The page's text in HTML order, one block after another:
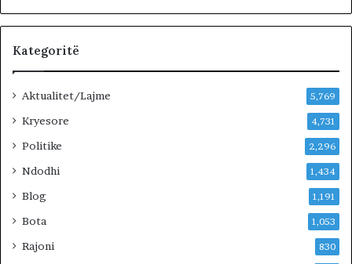
Kategoritë
Aktualitet/Lajme 5,769
Kryesore 4,731
Politike 2,296
Ndodhi 1,434
Blog 1,191
Bota 1,053
Rajoni 830